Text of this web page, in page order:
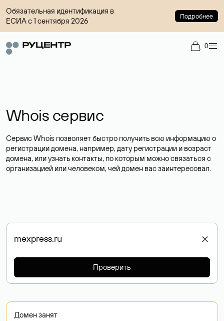
Обязательная идентификация в
ЕСИА с 1 сентября 2026
Подробнее
0
Whois сервис
Сервис Whois позволяет быстро получить всю информацию о
регистрации домена, например, дату регистрации и возраст
домена, или узнать контакты, по которым можно связаться с
организацией или человеком, чей домен вас заинтересовал.
Проверить
Домен занят